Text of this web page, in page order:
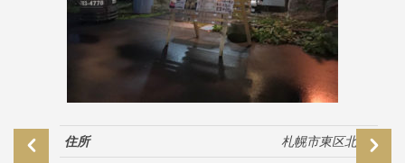
住所
札幌市東区北35条東